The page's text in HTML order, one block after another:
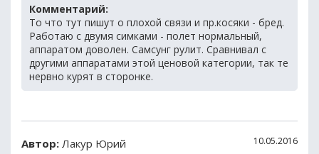
Комментарий:
То что тут пишут о плохой связи и пр.косяки - бред.
Работаю с двумя симками - полет нормальный,
аппаратом доволен. Самсунг рулит. Сравнивал с
другими аппаратами этой ценовой категории, так те
нервно курят в сторонке.
Автор: Лакур Юрий 10.05.2016